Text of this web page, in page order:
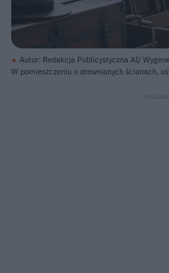
Autor: Redakcja Publicystyczna AI/
W pomieszczeniu o drewnianych ścianach,
domowych. Po lewej stronie, na pierwszym